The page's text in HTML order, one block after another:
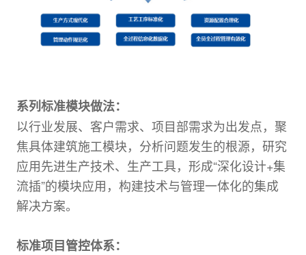
系列标准模块做法：
以行业发展、客户需求、项目部需求为出发点，聚
焦具体建筑施工模块，分析问题发生的根源，研究
应用先进生产技术、生产工具，形成“深化设计+集
流插”的模块应用，构建技术与管理一体化的集成
解决方案。
标准项目管控体系：